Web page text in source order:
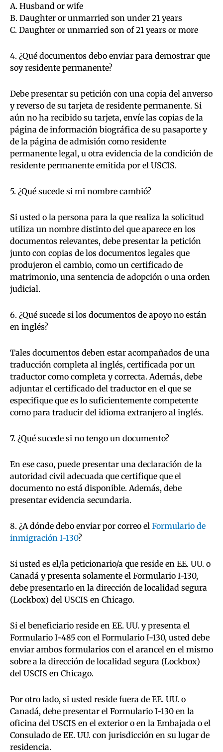
A. Husband or wife
B. Daughter or unmarried son under 21 years
C. Daughter or unmarried son of 21 years or more
4. ¿Qué documentos debo enviar para demostrar que
soy residente permanente?
Debe presentar su petición con una copia del anverso
y reverso de su tarjeta de residente permanente. Si
aún no ha recibido su tarjeta, envíe las copias de la
página de información biográfica de su pasaporte y
de la página de admisión como residente
permanente legal, u otra evidencia de la condición de
residente permanente emitida por el USCIS.
5. ¿Qué sucede si mi nombre cambió?
Si usted o la persona para la que realiza la solicitud
utiliza un nombre distinto del que aparece en los
documentos relevantes, debe presentar la petición
junto con copias de los documentos legales que
produjeron el cambio, como un certificado de
matrimonio, una sentencia de adopción o una orden
judicial.
6. ¿Qué sucede si los documentos de apoyo no están
en inglés?
Tales documentos deben estar acompañados de una
traducción completa al inglés, certificada por un
traductor como completa y correcta. Además, debe
adjuntar el certificado del traductor en el que se
especifique que es lo suficientemente competente
como para traducir del idioma extranjero al inglés.
7. ¿Qué sucede si no tengo un documento?
En ese caso, puede presentar una declaración de la
autoridad civil adecuada que certifique que el
documento no está disponible. Además, debe
presentar evidencia secundaria.
8. ¿A dónde debo enviar por correo el Formulario de
inmigración I-130?
Si usted es el/la peticionario/a que reside en EE. UU. o
Canadá y presenta solamente el Formulario I-130,
debe presentarlo en la dirección de localidad segura
(Lockbox) del USCIS en Chicago.
Si el beneficiario reside en EE. UU. y presenta el
Formulario I-485 con el Formulario I-130, usted debe
enviar ambos formularios con el arancel en el mismo
sobre a la dirección de localidad segura (Lockbox)
del USCIS en Chicago.
Por otro lado, si usted reside fuera de EE. UU. o
Canadá, debe presentar el Formulario I-130 en la
oficina del USCIS en el exterior o en la Embajada o el
Consulado de EE. UU. con jurisdicción en su lugar de
residencia.